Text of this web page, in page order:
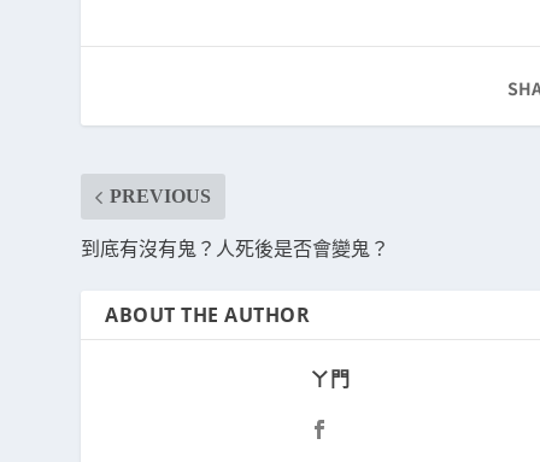
PREVIOUS
到底有沒有鬼？人死後是否會變鬼？
ABOUT THE AUTHOR
ㄚ門